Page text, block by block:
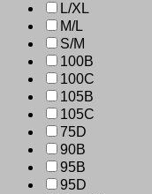
L/XL
M/L
S/M
100B
100C
105B
105C
75D
90B
95B
95D